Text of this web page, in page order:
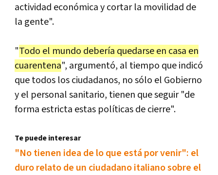
actividad económica y cortar la movilidad de
la gente".
"Todo el mundo debería quedarse en casa en
cuarentena", argumentó, al tiempo que indicó
que todos los ciudadanos, no sólo el Gobierno
y el personal sanitario, tienen que seguir "de
forma estricta estas políticas de cierre".
Te puede interesar
"No tienen idea de lo que está por venir": el
duro relato de un ciudadano italiano sobre el